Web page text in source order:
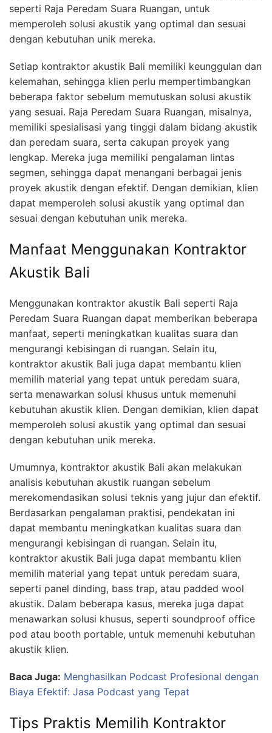
seperti Raja Peredam Suara Ruangan, untuk
memperoleh solusi akustik yang optimal dan sesuai
dengan kebutuhan unik mereka.
Setiap kontraktor akustik Bali memiliki keunggulan dan
kelemahan, sehingga klien perlu mempertimbangkan
beberapa faktor sebelum memutuskan solusi akustik
yang sesuai. Raja Peredam Suara Ruangan, misalnya,
memiliki spesialisasi yang tinggi dalam bidang akustik
dan peredam suara, serta cakupan proyek yang
lengkap. Mereka juga memiliki pengalaman lintas
segmen, sehingga dapat menangani berbagai jenis
proyek akustik dengan efektif. Dengan demikian, klien
dapat memperoleh solusi akustik yang optimal dan
sesuai dengan kebutuhan unik mereka.
Manfaat Menggunakan Kontraktor
Akustik Bali
Menggunakan kontraktor akustik Bali seperti Raja
Peredam Suara Ruangan dapat memberikan beberapa
manfaat, seperti meningkatkan kualitas suara dan
mengurangi kebisingan di ruangan. Selain itu,
kontraktor akustik Bali juga dapat membantu klien
memilih material yang tepat untuk peredam suara,
serta menawarkan solusi khusus untuk memenuhi
kebutuhan akustik klien. Dengan demikian, klien dapat
memperoleh solusi akustik yang optimal dan sesuai
dengan kebutuhan unik mereka.
Umumnya, kontraktor akustik Bali akan melakukan
analisis kebutuhan akustik ruangan sebelum
merekomendasikan solusi teknis yang jujur dan efektif.
Berdasarkan pengalaman praktisi, pendekatan ini
dapat membantu meningkatkan kualitas suara dan
mengurangi kebisingan di ruangan. Selain itu,
kontraktor akustik Bali juga dapat membantu klien
memilih material yang tepat untuk peredam suara,
seperti panel dinding, bass trap, atau padded wool
akustik. Dalam beberapa kasus, mereka juga dapat
menawarkan solusi khusus, seperti soundproof office
pod atau booth portable, untuk memenuhi kebutuhan
akustik klien.
Baca Juga: Menghasilkan Podcast Profesional dengan
Biaya Efektif: Jasa Podcast yang Tepat
Tips Praktis Memilih Kontraktor